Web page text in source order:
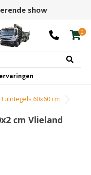
en opslag
0
Tuintegels 60x60 cm
cm Vlieland